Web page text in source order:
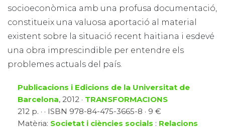
socioeconòmica amb una profusa documentació,
constitueix una valuosa aportació al material
existent sobre la situació recent haitiana i esdevé
una obra imprescindible per entendre els
problemes actuals del país.
Publicacions i Edicions de la Universitat de
Barcelona, 2012 · TRANSFORMACIONS
212 p. · · ISBN 978-84-475-3665-8 · 9 €
Matèria: Societat i ciències socials : Relacions